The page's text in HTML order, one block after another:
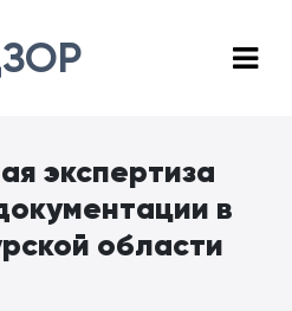
экспертиза
в
области